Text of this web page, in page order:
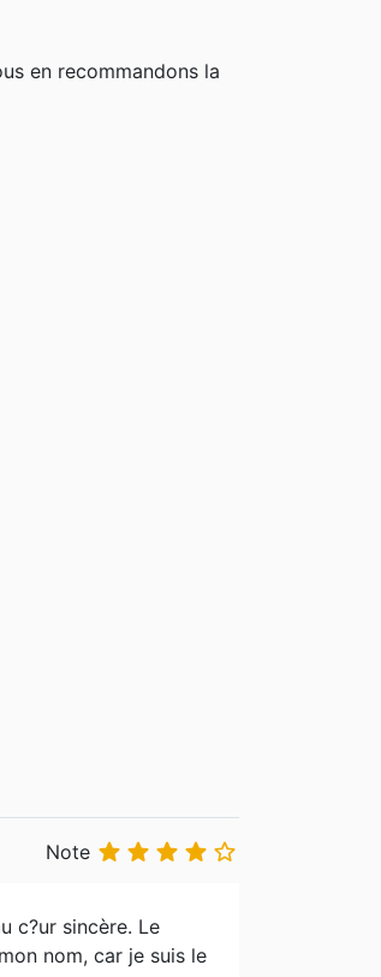
en recommandons la
Note     
c?ur sincère. Le
nom, car je suis le